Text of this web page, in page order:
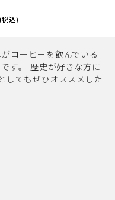
(税込)
コーヒーを飲んでいる
す。 歴史が好きな方に
してもぜひオススメした